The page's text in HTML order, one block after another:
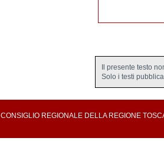
Il presente testo
Solo i testi
CONSIGLIO REGIONALE DELLA REGIONE